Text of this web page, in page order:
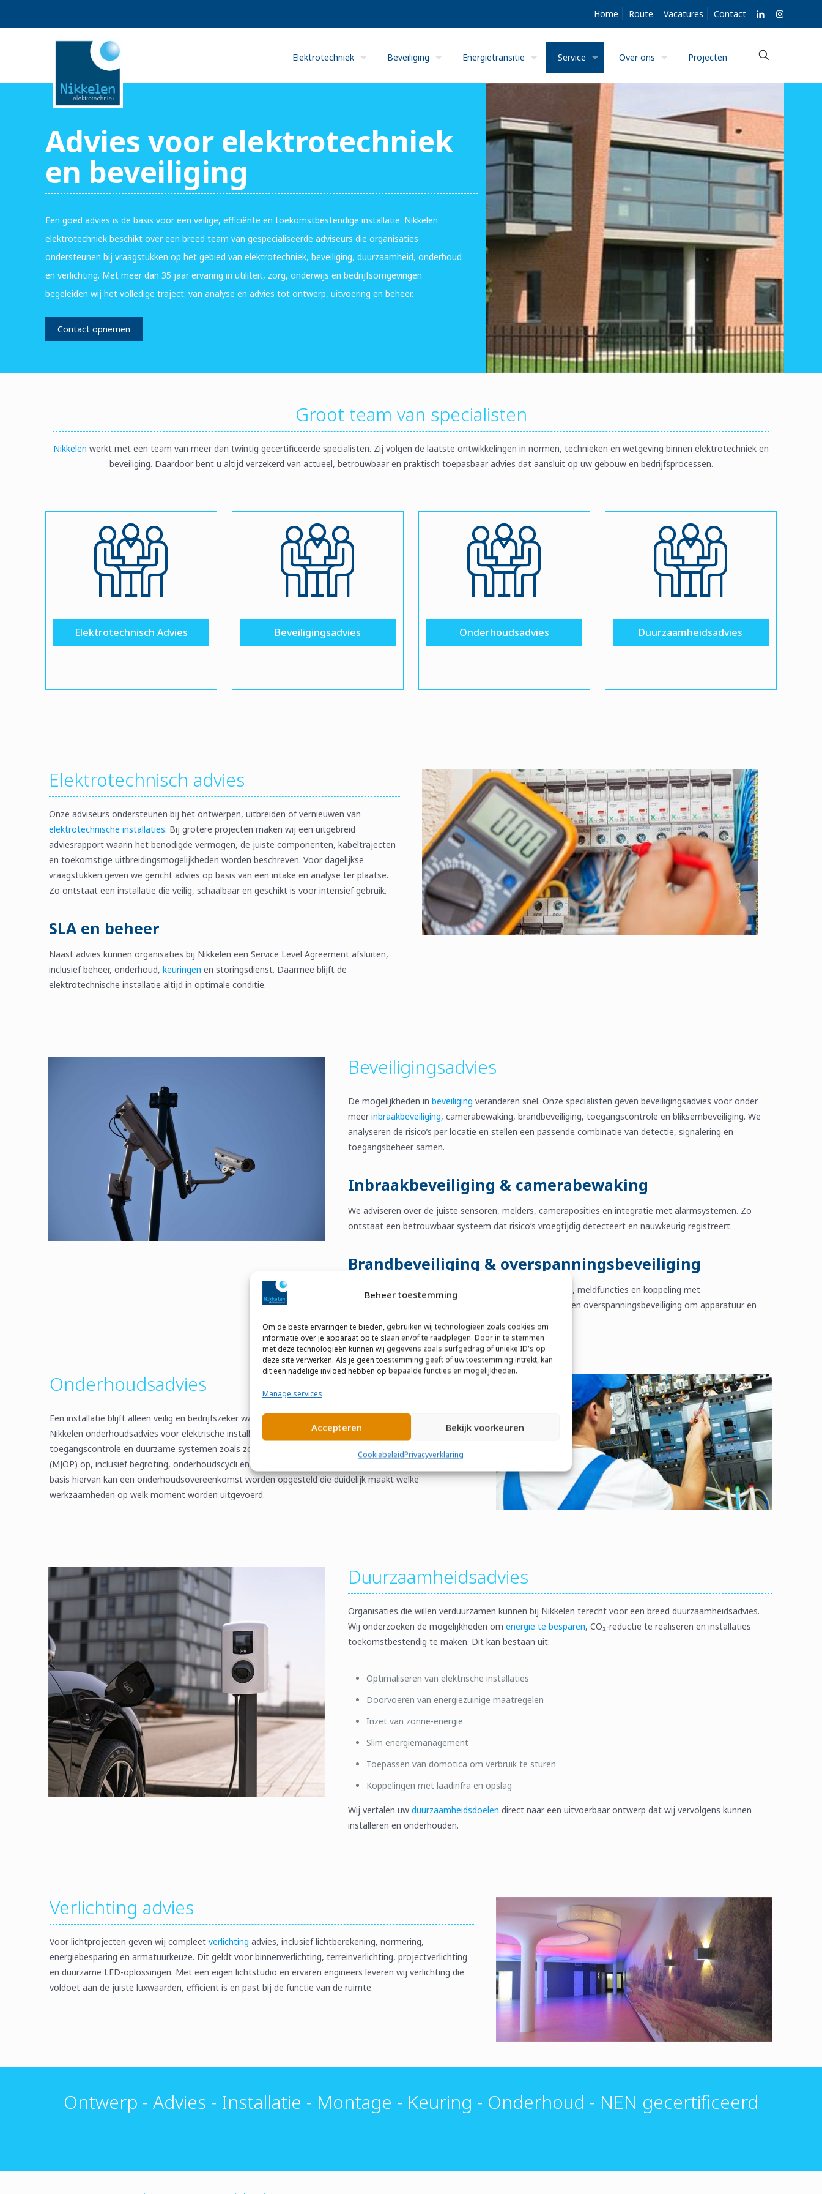
Beheer toestemming
Om de beste ervaringen te bieden, gebruiken wij technologieën zoals cookies om
informatie over je apparaat op te slaan en/of te raadplegen. Door in te stemmen
met deze technologieën kunnen wij gegevens zoals surfgedrag of unieke ID's op
deze site verwerken. Als je geen toestemming geeft of uw toestemming intrekt, kan
dit een nadelige invloed hebben op bepaalde functies en mogelijkheden.
Manage services
Accepteren Bekijk voorkeuren
CookiebeleidPrivacyverklaring
Home Route Vacatures Contact
Elektrotechniek Beveiliging Energietransitie Service Over ons Projecten
Advies voor elektrotechniek
en beveiliging
Een goed advies is de basis voor een veilige, efficiënte en toekomstbestendige installatie. Nikkelen
elektrotechniek beschikt over een breed team van gespecialiseerde adviseurs die organisaties
ondersteunen bij vraagstukken op het gebied van elektrotechniek, beveiliging, duurzaamheid, onderhoud
en verlichting. Met meer dan 35 jaar ervaring in utiliteit, zorg, onderwijs en bedrijfsomgevingen
begeleiden wij het volledige traject: van analyse en advies tot ontwerp, uitvoering en beheer.
Contact opnemen
Groot team van specialisten
Nikkelen werkt met een team van meer dan twintig gecertificeerde specialisten. Zij volgen de laatste ontwikkelingen in normen, technieken en wetgeving binnen elektrotechniek en
beveiliging. Daardoor bent u altijd verzekerd van actueel, betrouwbaar en praktisch toepasbaar advies dat aansluit op uw gebouw en bedrijfsprocessen.
Elektrotechnisch Advies Beveiligingsadvies Onderhoudsadvies Duurzaamheidsadvies
Elektrotechnisch advies
Onze adviseurs ondersteunen bij het ontwerpen, uitbreiden of vernieuwen van
elektrotechnische installaties. Bij grotere projecten maken wij een uitgebreid
adviesrapport waarin het benodigde vermogen, de juiste componenten, kabeltrajecten
en toekomstige uitbreidingsmogelijkheden worden beschreven. Voor dagelijkse
vraagstukken geven we gericht advies op basis van een intake en analyse ter plaatse.
Zo ontstaat een installatie die veilig, schaalbaar en geschikt is voor intensief gebruik.
SLA en beheer
Naast advies kunnen organisaties bij Nikkelen een Service Level Agreement afsluiten,
inclusief beheer, onderhoud,keuringen en storingsdienst. Daarmee blijft de
elektrotechnische installatie altijd in optimale conditie.
Beveiligingsadvies
De mogelijkheden inbeveiliging veranderen snel. Onze specialisten geven beveiligingsadvies voor onder
meerinbraakbeveiliging, camerabewaking, brandbeveiliging, toegangscontrole en bliksembeveiliging. We
analyseren de risico’s per locatie en stellen een passende combinatie van detectie, signalering en
toegangsbeheer samen.
Inbraakbeveiliging & camerabewaking
We adviseren over de juiste sensoren, melders, cameraposities en integratie met alarmsystemen. Zo
ontstaat een betrouwbaar systeem dat risico’s vroegtijdig detecteert en nauwkeurig registreert.
Brandbeveiliging & overspanningsbeveiliging
Voor brandbeveiliging
bepalen we de benodigde detectie, meldfuncties en koppeling met
ontruimingsinstallaties. Ook adviseren wij over bliksem- en overspanningsbeveiliging om apparatuur en
bedrijfsprocessen te beschermen.
Onderhoudsadvies
Een installatie blijft alleen veilig en bedrijfszeker wanneer deze goed wordt
. Daarom biedt
Nikkelen onderhoudsadvies voor elektrische installaties, inbraak- en brandbeveiliging, camerabewaking,
toegangscontrole en duurzame systemen zoals zonne-energie. We stellen meerjarenonderhoudsplannen
(MJOP) op, inclusief begroting, onderhoudscycli en advies voor tijdige vervanging van componenten. Op
basis hiervan kan een onderhoudsovereenkomst worden opgesteld die duidelijk maakt welke
werkzaamheden op welk moment worden uitgevoerd.
Duurzaamheidsadvies
Organisaties die willen verduurzamen kunnen bij Nikkelen terecht voor een breed duurzaamheidsadvies.
Wij onderzoeken de mogelijkheden omenergie te besparen, CO₂-reductie te realiseren en installaties
toekomstbestendig te maken. Dit kan bestaan uit:
Optimaliseren van elektrische installaties
Doorvoeren van energiezuinige maatregelen
Inzet van zonne-energie
Slim energiemanagement
Toepassen van domotica om verbruik te sturen
Koppelingen met laadinfra en opslag
Wij vertalen uwduurzaamheidsdoelen direct naar een uitvoerbaar ontwerp dat wij vervolgens kunnen
installeren en onderhouden.
Verlichting advies
Voor lichtprojecten geven wij compleetverlichting advies, inclusief lichtberekening, normering,
energiebesparing en armatuurkeuze. Dit geldt voor binnenverlichting, terreinverlichting, projectverlichting
en duurzame LED-oplossingen. Met een eigen lichtstudio en ervaren engineers leveren wij verlichting die
voldoet aan de juiste luxwaarden, efficiënt is en past bij de functie van de ruimte.
Ontwerp - Advies - Installatie - Montage - Keuring - Onderhoud - NEN gecertificeerd